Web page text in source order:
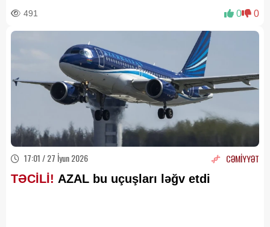
491 0 0
17:01 / 27 İyun 2026 CƏMİYYƏT
TƏCİLİ! AZAL bu uçuşları ləğv etdi